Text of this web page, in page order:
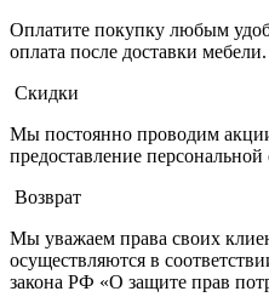
Оплатите покупку любым
оплата после доставки мебели.
Скидки
Мы постоянно проводим
предоставление персональной
Возврат
Мы уважаем права своих
осуществляются в
закона РФ «О защите прав